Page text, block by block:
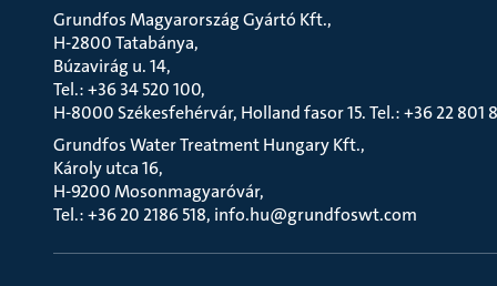
Grundfos Magyarország Gyártó Kft.
H-2800 Tatabánya
Búzavirág u. 14
Tel.: +36 34 520 100
H-8000 Székesfehérvár, Holland fasor 15. Tel.: +36 22 801
Grundfos Water Treatment Hungary Kft.
Károly utca 16
H-9200 Mosonmagyaróvár
Tel.: +36 20 2186 518, info.hu@grundfoswt.com